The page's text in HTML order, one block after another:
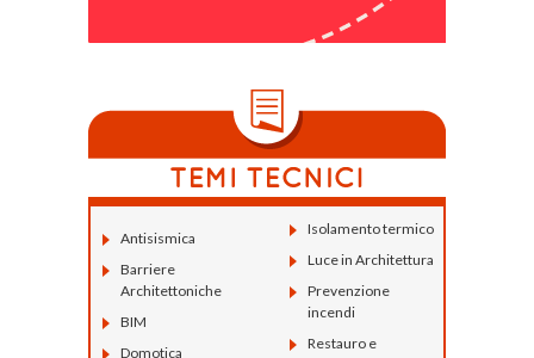
Antisismica
Barriere
Architettoniche
BIM
Domotica
Isolamento termico
Luce in Architettura
Prevenzione
incendi
Restauro e